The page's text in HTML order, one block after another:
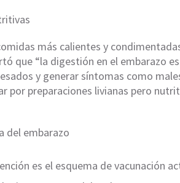
más calientes y
que “la digestión en el embarazo
y generar síntomas como
por preparaciones livianas pero
del embarazo
es el esquema de vacunación